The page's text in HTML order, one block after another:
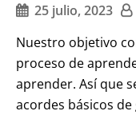
25 julio, 2023
Nuestro objetivo
proceso de
aprender. Así que
acordes básicos